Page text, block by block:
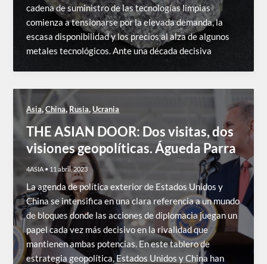
cadena de suministro de las tecnologías limpias
comienza a tensionarse por la elevada demanda, la
escasa disponibilidad y los precios al alza de algunos
metales tecnológicos. Ante una década decisiva
Asia,China,Rusia,Ucrania
THE ASIAN DOOR: Dos visitas, dos
visiones geopolíticas. Águeda Parra
4ASIA • 11 abril, 2023
La agenda de política exterior de Estados Unidos y
China se intensifica en una clara referencia a un mundo
de bloques donde las acciones de diplomacia juegan un
papel cada vez más decisivo en la rivalidad que
mantienen ambas potencias. En este tablero de
estrategia geopolítica, Estados Unidos y China han